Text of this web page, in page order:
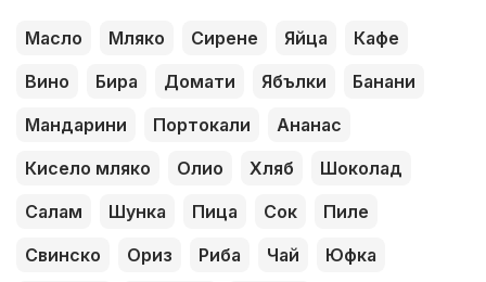
Масло Мляко Сирене Яйца
Кафе
Вино
Бира Домати Ябълки
Банани
Мандарини
Портокали
Ананас
Кисело мляко
Олио Хляб
Шоколад
Салам
Шунка Пица Сок
Пиле
Свинско
Ориз Риба Чай
Юфка